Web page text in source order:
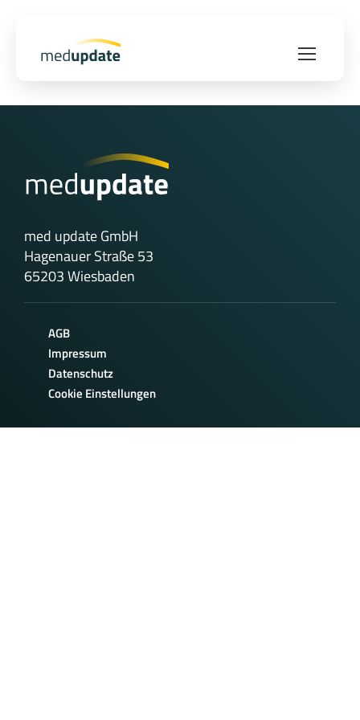
med update GmbH
Hagenauer Straße 53
65203 Wiesbaden
AGB
Impressum
Datenschutz
Cookie Einstellungen